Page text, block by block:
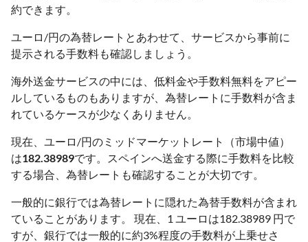
約できます。
ユーロ/円の為替レートとあわせて、サービスから事前に
提示される手数料も確認しましょう。
海外送金サービスの中には、低料金や手数料無料をアピー
ルしているものもありますが、為替レートに手数料が含ま
れているケースが少なくありません。
現在、ユーロ/円のミッドマーケットレート（市場中値）
は182.38989です。スペインへ送金する際に手数料を比較
する場合、為替レートも確認することが大切です。
一般的に銀行では為替レートに隠れた為替手数料が含まれ
ていることがあります。 現在、1 ユーロは182.38989 円で
すが、銀行では一般的に約3%程度の手数料が上乗せさ